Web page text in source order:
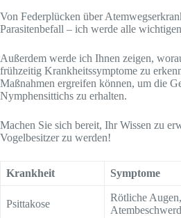
Von Federplücken über
Parasitenbefall – ich werde alle
Außerdem werde ich Ihnen zeigen,
frühzeitig Krankheitssymptome zu
Maßnahmen ergreifen können, um die
Nymphensittichs zu erhalten.
Machen Sie sich bereit, Ihr Wissen zu
Vogelbesitzer zu werden!
Krankheit Symptome
Psittakose
Rötliche